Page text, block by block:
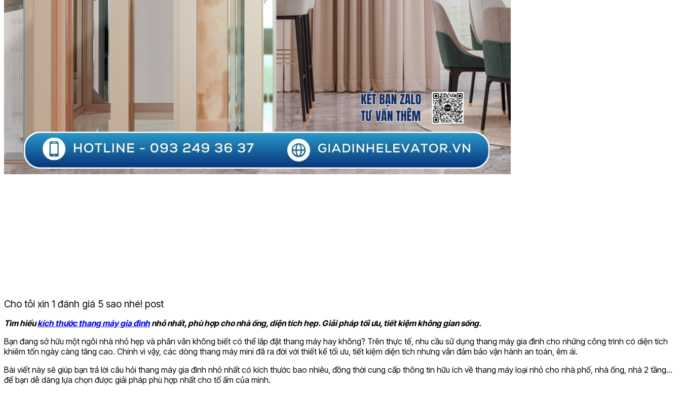
Cho tôi xin 1 đánh giá 5 sao nhé! post
Tìm hiểukích thước thang máy gia đìnhnhỏ nhất, phù hợp cho nhà ống, diện tích hẹp. Giải pháp tối ưu, tiết kiệm không gian sống.
Bạn đang sở hữu một ngôi nhà nhỏ hẹp và phân vân không biết có thể lắp đặt thang máy hay không? Trên thực tế, nhu cầu sử dụng thang máy gia đình cho những công trình có diện tích
khiêm tốn ngày càng tăng cao. Chính vì vậy, các dòng thang máy mini đã ra đời với thiết kế tối ưu, tiết kiệm diện tích nhưng vẫn đảm bảo vận hành an toàn, êm ái.
Bài viết này sẽ giúp bạn trả lời câu hỏi thang máy gia đình nhỏ nhất có kích thước bao nhiêu, đồng thời cung cấp thông tin hữu ích về thang máy loại nhỏ cho nhà phố, nhà ống, nhà 2 tầng…
để bạn dễ dàng lựa chọn được giải pháp phù hợp nhất cho tổ ấm của mình.